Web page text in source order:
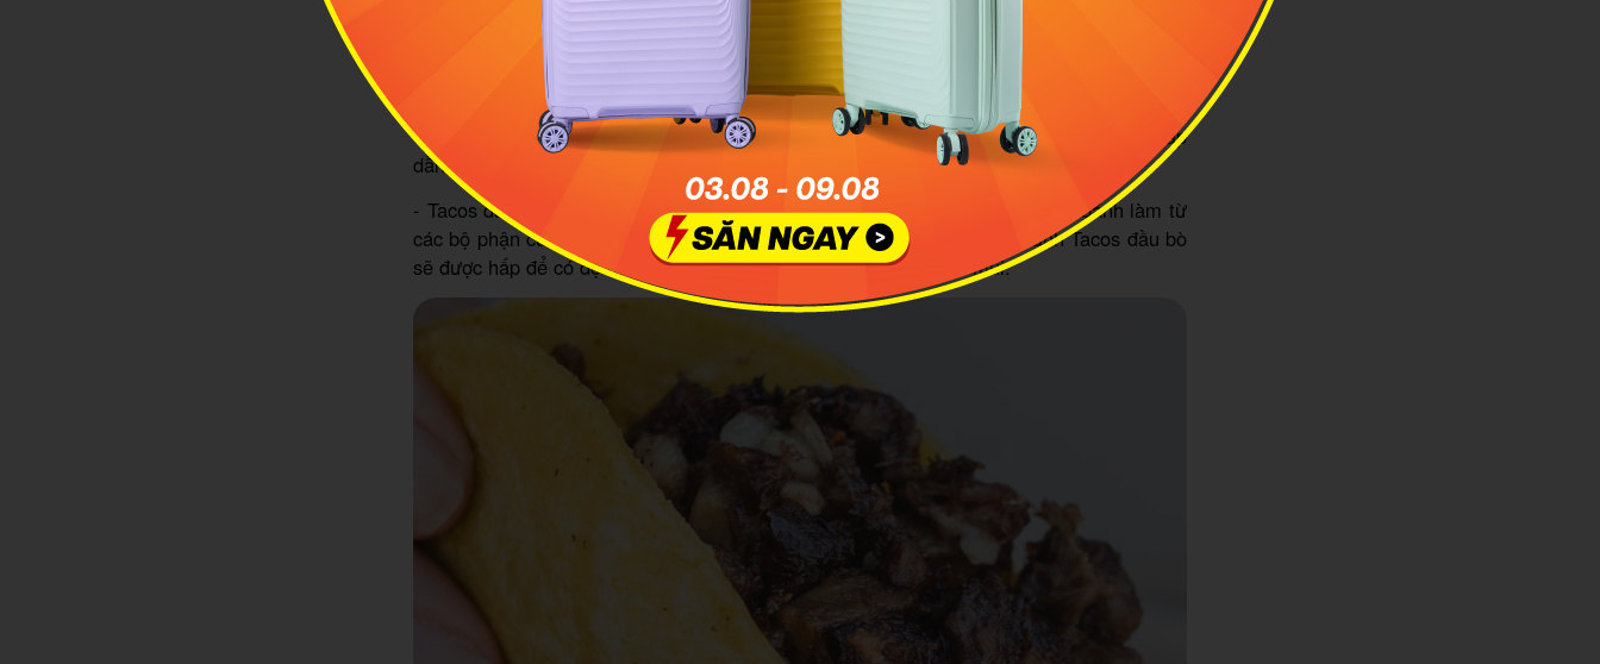
Tacos được biến tấu với nhiều loại nhân và nước sốt khác nhau
- Tacos de cazo là loại có phần vỏ được chiên ngập dầu và giòn tan, màu vàng nâu hấp
dẫn. Loại Tacos này sử dụng phần nhân chủ yếu bằng thịt bò.
- Tacos đầu bò: Đây là món Tacos khá độc đáo và khác biệt với phần nhân bánh làm từ
các bộ phận của đầu bò như não, thịt má, lưỡi, mắt bò. Phần vỏ của bánh Tacos đầu bò
sẽ được hấp để có độ mềm, thường ăn kèm với hành tây và rau mùi.